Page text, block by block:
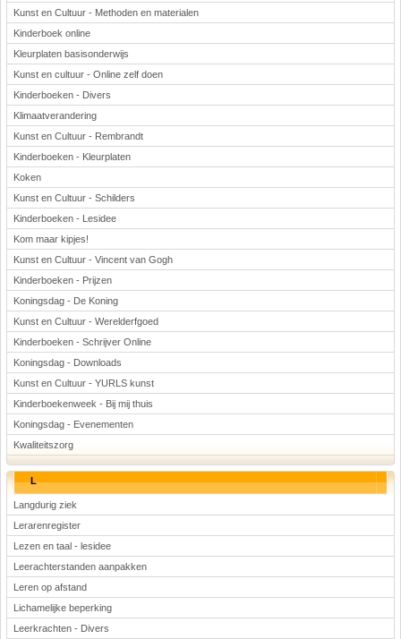
Kunst en Cultuur - Methoden en materialen
Kinderboek online
Kleurplaten basisonderwijs
Kunst en cultuur - Online zelf doen
Kinderboeken - Divers
Klimaatverandering
Kunst en Cultuur - Rembrandt
Kinderboeken - Kleurplaten
Koken
Kunst en Cultuur - Schilders
Kinderboeken - Lesidee
Kom maar kipjes!
Kunst en Cultuur - Vincent van Gogh
Kinderboeken - Prijzen
Koningsdag - De Koning
Kunst en Cultuur - Werelderfgoed
Kinderboeken - Schrijver Online
Koningsdag - Downloads
Kunst en Cultuur - YURLS kunst
Kinderboekenweek - Bij mij thuis
Koningsdag - Evenementen
Kwaliteitszorg
L
Langdurig ziek
Lerarenregister
Lezen en taal - lesidee
Leerachterstanden aanpakken
Leren op afstand
Lichamelijke beperking
Leerkrachten - Divers